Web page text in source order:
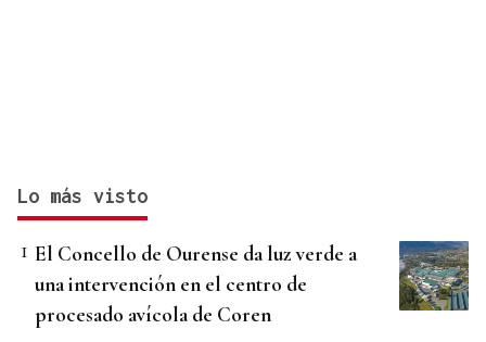
Lo más visto
El Concello de Ourense da luz verde a
una intervención en el centro de
procesado avícola de Coren